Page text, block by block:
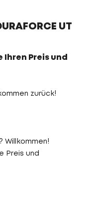
UT
Ihren Preis und
zurück!
Willkommen!
Preis und